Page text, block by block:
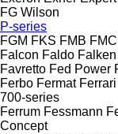
FG Wilson
P-series
FGM FKS FMB FMC
Falcon Faldo Falken
Favretto Fed Power
Ferbo Fermat Ferrari
700-series
Ferrum Fessmann
Concept